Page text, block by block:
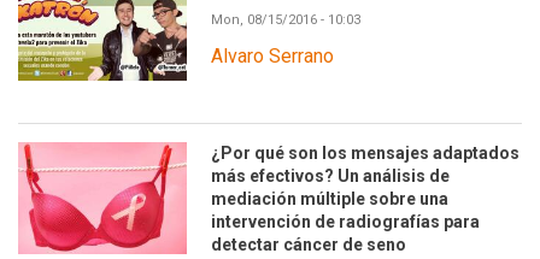
Mon, 08/15/2016 - 10:03
Alvaro Serrano
¿Por qué son los mensajes adaptados
más efectivos? Un análisis de
mediación múltiple sobre una
intervención de radiografías para
detectar cáncer de seno